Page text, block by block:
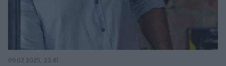
09.02.2025, 23:41